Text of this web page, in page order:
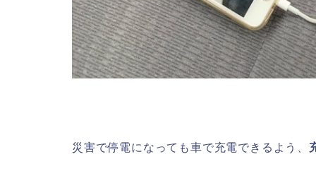
災害で停電になっても車で充電できるよう、